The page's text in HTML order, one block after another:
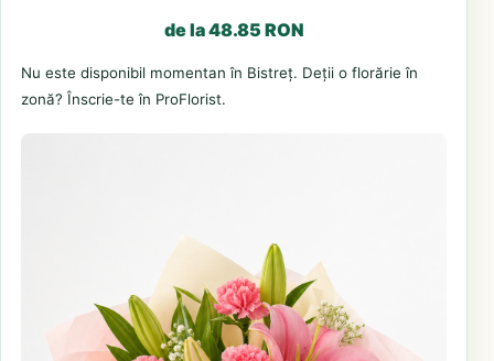
de la 48.85 RON
Nu este disponibil momentan în Bistreț. Deții o florărie în
zonă? Înscrie-te în ProFlorist.